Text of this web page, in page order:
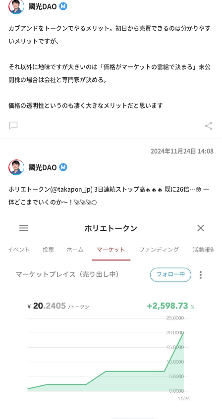
國光DAO
カブアンドをトークンでやるメリット。初日から売買できるのは分かりやす
いメリットですが、
それ以外に地味ですが大きいのは「価格がマーケットの需給で決まる」未公
開株の場合は会社と専門家が決める。
価格の透明性というのも凄く大きなメリットだと思います
國光DAO
2024年11月24日 14:08
ホリエトークン(@takapon_jp) 3日連続ストップ高🔥🔥🔥 既に26倍…😳 一
体どこまでいくのか〜！🚀🚀🚀🌕